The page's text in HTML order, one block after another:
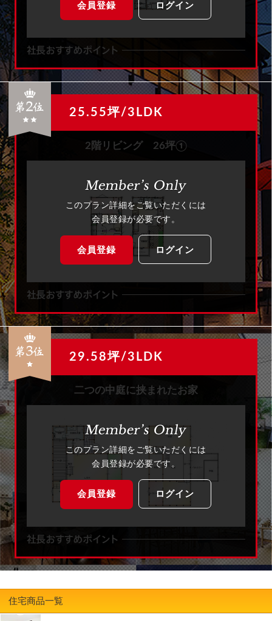
会員登録 ログイン
25.55坪/3LDK
2階リビング 26坪①
このプラン詳細をご覧いただくには
会員登録が必要です。
会員登録 ログイン
29.58坪/3LDK
二つの中庭に挟まれたお家
このプラン詳細をご覧いただくには
会員登録が必要です。
会員登録 ログイン
住宅商品一覧